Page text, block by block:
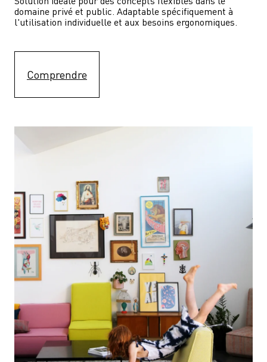
domaine privé et public. Adaptable spécifiquement à
l'utilisation individuelle et aux besoins ergonomiques.
Comprendre